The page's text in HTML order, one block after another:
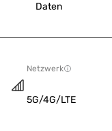
Daten
Netzwerk
5G/4G/LTE